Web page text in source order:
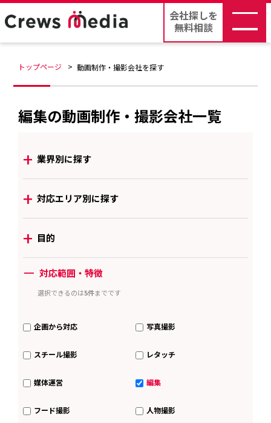
会社探しを
無料相談
トップページ 動画制作・撮影会社を探す
編集の動画制作・撮影会社一覧
+ 業界別に探す
+ 対応エリア別に探す
+ 目的
ー 対応範囲・特徴
選択できるのは5件までです
企画から対応 写真撮影
スチール撮影 レタッチ
媒体運営 編集
フード撮影 人物撮影